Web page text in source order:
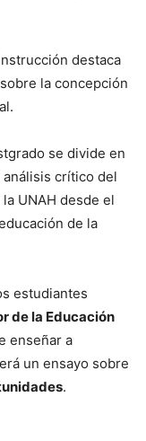
destaca
la concepción
se divide en
crítico del
UNAH desde el
de la
estudiantes
de la Educación
enseñar a
un ensayo sobre
.